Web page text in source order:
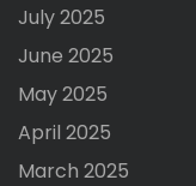
July 2025
June 2025
May 2025
April 2025
March 2025